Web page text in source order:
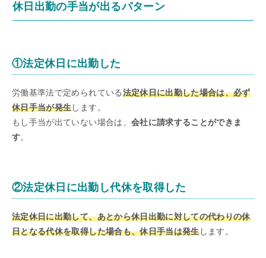
休日出勤の手当が出るパターン
①法定休日に出勤した
労働基準法で定められている法定休日に出勤した場合は、必ず
休日手当が発生します。
もし手当が出ていない場合は、 会社に請求することができま
す。
②法定休日に出勤し代休を取得した
法定休日に出勤して、あとから休日出勤に対しての代わりの休
日となる代休を取得した場合も、休日手当は発生します。